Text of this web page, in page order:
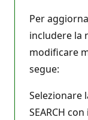
Per
includere la
modificare
segue:
Selezionare
SEARCH